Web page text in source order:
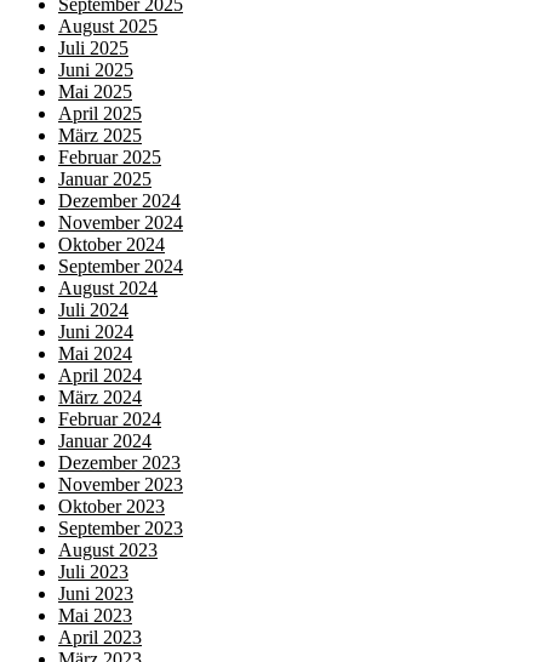
August 2025
Juli 2025
Juni 2025
Mai 2025
April 2025
März 2025
Februar 2025
Januar 2025
Dezember 2024
November 2024
Oktober 2024
September 2024
August 2024
Juli 2024
Juni 2024
Mai 2024
April 2024
März 2024
Februar 2024
Januar 2024
Dezember 2023
November 2023
Oktober 2023
September 2023
August 2023
Juli 2023
Juni 2023
Mai 2023
April 2023